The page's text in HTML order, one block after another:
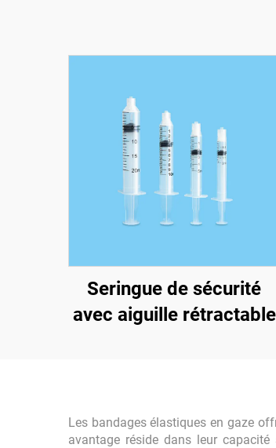
Seringue de sécurité
avec aiguille rétractable
Les bandages élastiques en gaze
avantage réside dans leur